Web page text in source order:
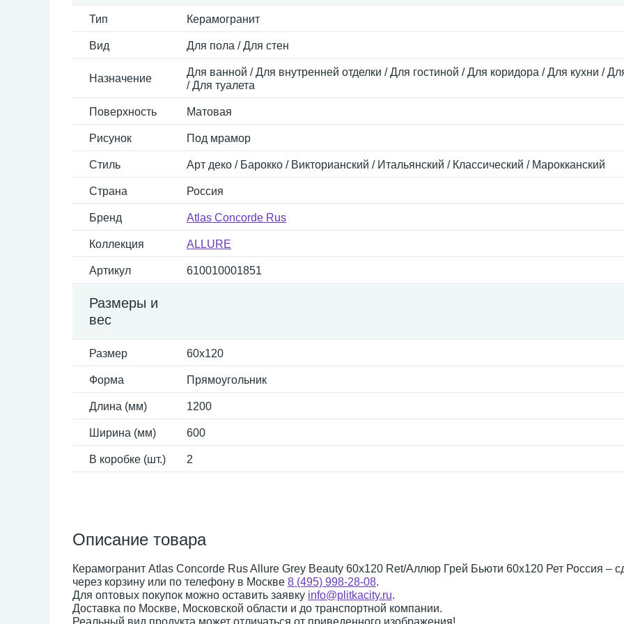
Тип Керамогранит
Вид Для пола / Для стен
Назначение
Для ванной / Для внутренней отделки / Для гостиной / Для коридора / Для кухни /
/ Для туалета
Поверхность Матовая
Рисунок Под мрамор
Стиль Арт деко / Барокко / Викторианский / Итальянский / Классический / Марокканский
Страна Россия
Бренд Atlas Concorde Rus
Коллекция ALLURE
Артикул 610010001851
Размеры и
вес
Размер 60x120
Форма Прямоугольник
Длина (мм) 1200
Ширина (мм) 600
В коробке (шт.) 2
Описание товара
Керамогранит Atlas Concorde Rus Allure Grey Beauty 60x120 Ret/Аллюр Грей Бьюти 60x120 Рет Россия –
через корзину или по телефону в Москве 8 (495) 998-28-08.
Для оптовых покупок можно оставить заявку info@plitkacity.ru.
Доставка по Москве, Московской области и до транспортной компании.
Реальный вид продукта может отличаться от приведенного изображения!